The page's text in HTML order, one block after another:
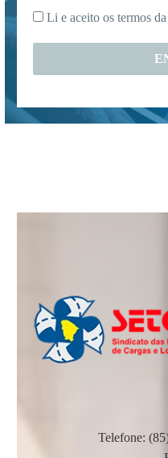
mail
*
Li e aceito os termos da
Telefone: